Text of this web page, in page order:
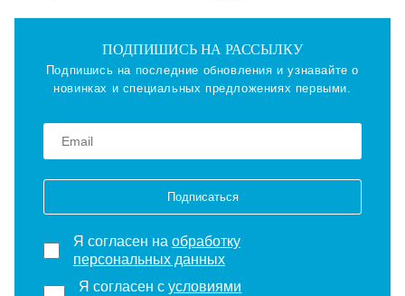
ПОДПИШИСЬ НА РАССЫЛКУ
Подпишись на последние обновления и узнавайте о
новинках и специальных предложениях первыми.
Подписаться
Я согласен на обработку
персональных данных
Я согласен сусловиями